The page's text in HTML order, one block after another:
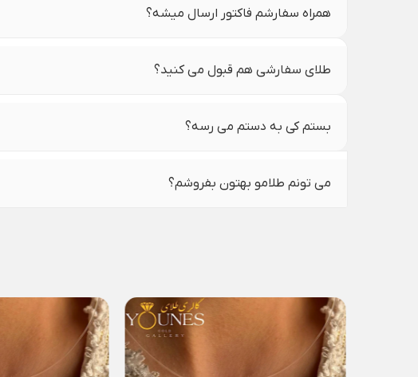
همراه سفارشم فاکتور ارسال میشه؟
طلای سفارشی هم قبول می کنید؟
بستم کی به دستم می رسه؟
می تونم طلامو بهتون بفروشم؟